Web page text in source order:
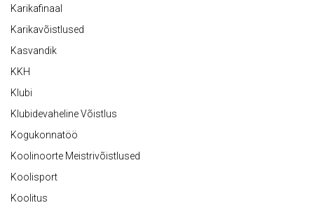
Karikafinaal
Karikavõistlused
Kasvandik
KKH
Klubi
Klubidevaheline Võistlus
Kogukonnatöö
Koolinoorte Meistrivõistlused
Koolisport
Koolitus